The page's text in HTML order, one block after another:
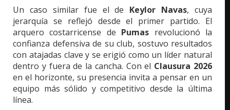
Un caso similar fue el de Keylor Navas, cuya
jerarquía se reflejó desde el primer partido. El
arquero costarricense de Pumas revolucionó la
confianza defensiva de su club, sostuvo resultados
con atajadas clave y se erigió como un líder natural
dentro y fuera de la cancha. Con el Clausura 2026
en el horizonte, su presencia invita a pensar en un
equipo más sólido y competitivo desde la última
línea.